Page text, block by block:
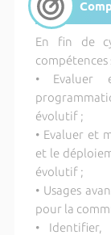
En fin de
compétences
• Evaluer
évolutif ;
• Evaluer et
et le
évolutif ;
• Usages
pour la
• Identifier,